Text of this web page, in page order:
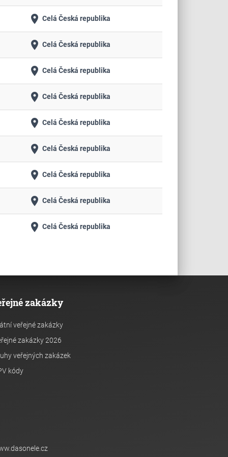
place Celá Česká republika
place Celá Česká republika
place Celá Česká republika
place Celá Česká republika
place Celá Česká republika
place Celá Česká republika
place Celá Česká republika
place Celá Česká republika
place Celá Česká republika
zakázky
veřejné zakázky
zakázky 2026
veřejných zakázek
kódy